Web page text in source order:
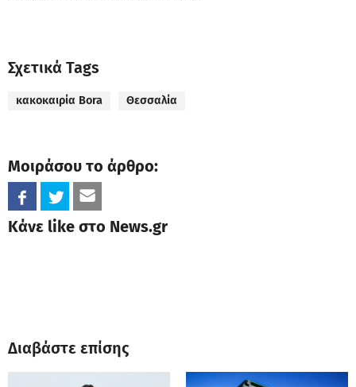
Σχετικά Tags
κακοκαιρία Bora Θεσσαλία
Μοιράσου το άρθρο:
Κάνε like στο News.gr
Διαβάστε επίσης